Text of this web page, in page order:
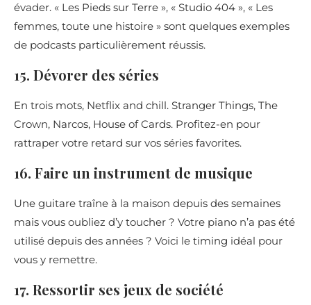
évader. « Les Pieds sur Terre », « Studio 404 », « Les
femmes, toute une histoire » sont quelques exemples
de podcasts particulièrement réussis.
15. Dévorer des séries
En trois mots, Netflix and chill. Stranger Things, The
Crown, Narcos, House of Cards. Profitez-en pour
rattraper votre retard sur vos séries favorites.
16. Faire un instrument de musique
Une guitare traîne à la maison depuis des semaines
mais vous oubliez d’y toucher ? Votre piano n’a pas été
utilisé depuis des années ? Voici le timing idéal pour
vous y remettre.
17. Ressortir ses jeux de société